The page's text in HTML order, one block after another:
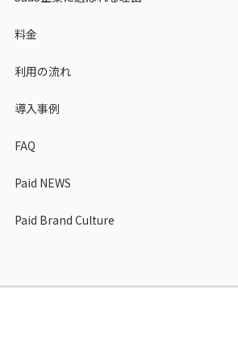
料金
利用の流れ
導入事例
FAQ
Paid NEWS
Paid Brand Culture